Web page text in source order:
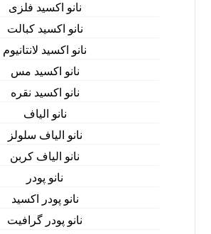
نانو اکسید فلزی
نانو اکسید کبالت
نانو اکسید لانتانیوم
نانو اکسید مس
نانو اکسید نقره
نانو الیاف
نانو الیاف سلولز
نانو الیاف کربن
نانو پودر
نانو پودر اکسید
نانو پودر گرافیت